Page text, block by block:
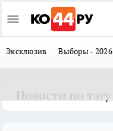
Эксклюзив Выборы - 2026